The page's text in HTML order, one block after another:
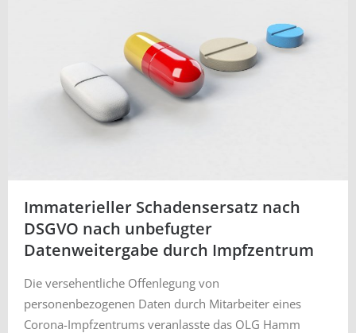
Immaterieller Schadensersatz nach
DSGVO nach unbefugter
Datenweitergabe durch Impfzentrum
Die versehentliche Offenlegung von
personenbezogenen Daten durch Mitarbeiter eines
Corona-Impfzentrums veranlasste das OLG Hamm